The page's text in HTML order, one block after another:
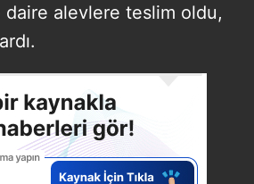
alevlere teslim oldu,